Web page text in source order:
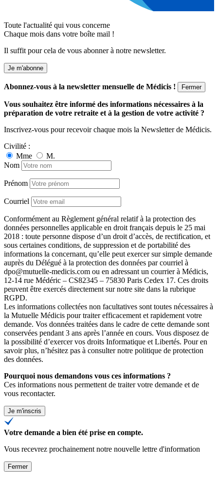
Toute l'actualité qui vous concerne
Chaque mois dans votre boîte mail !
Il suffit pour cela de vous abonner à notre newsletter.
Je m'abonne
Abonnez-vous à la newsletter mensuelle de Médicis ! Fermer
Vous souhaitez être informé des informations nécessaires à la
préparation de votre retraite et à la gestion de votre activité ?
Inscrivez-vous pour recevoir chaque mois la Newsletter de Médicis.
Civilité :
Mme
M.
Nom
Prénom
Courriel
Conformément au Règlement général relatif à la protection des
données personnelles applicable en droit français depuis le 25 mai
2018 : toute personne dispose d’un droit d’accès, de rectification, et
sous certaines conditions, de suppression et de portabilité des
informations la concernant, qu’elle peut exercer sur simple demande
auprès du Délégué à la protection des données par courriel à
dpo@mutuelle-medicis.com ou en adressant un courrier à Médicis,
12-14 rue Médéric – CS82345 – 75830 Paris Cedex 17. Ces droits
peuvent être exercés directement sur notre site dans la rubrique
RGPD.
Les informations collectées non facultatives sont toutes nécessaires à
la Mutuelle Médicis pour traiter efficacement et rapidement votre
demande. Vos données traitées dans le cadre de cette demande sont
conservées pendant 3 ans après l’année en cours. Vous disposez de
la possibilité d’exercer vos droits Informatique et Libertés. Pour en
savoir plus, n’hésitez pas à consulternotre politique de protection
des données.
Pourquoi nous demandons vous ces informations ?
Ces informations nous permettent de traiter votre demande et de
vous recontacter.
Je m'inscris
Votre demande a bien été prise en compte.
Vous recevrez prochainement notre nouvelle lettre d'information
Fermer